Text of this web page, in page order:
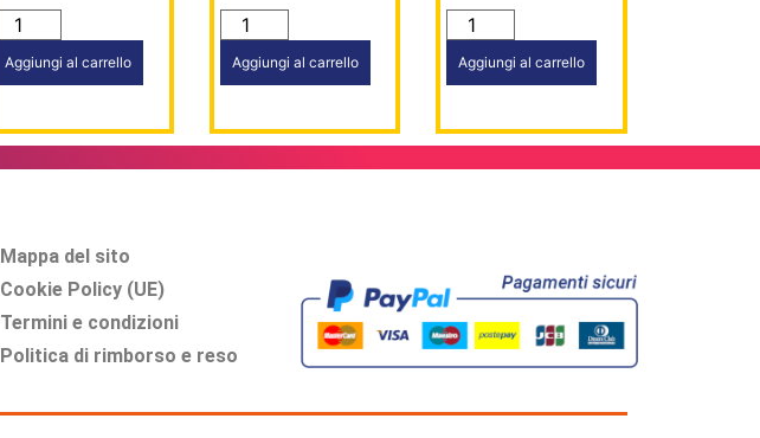
Aggiungi al carrello Aggiungi al carrello Aggiungi al carrello
Mappa del sito
Cookie Policy (UE)
Termini e condizioni
Politica di rimborso e reso